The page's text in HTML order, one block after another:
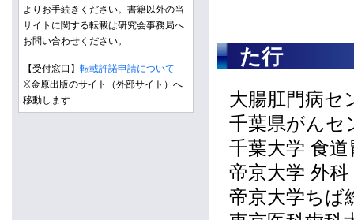
た行
大腸肛門病セ
千葉県がんセ
千葉大学 食道
帝京大学 外科
帝京大学ちば
よりお手続きください。書籍以外の当
サイトに関する転載は研究会事務局へ
お問い合わせください。
【受付窓口】 転載許諾申請について
※金原出版のサイト（外部サイト）へ
移動します